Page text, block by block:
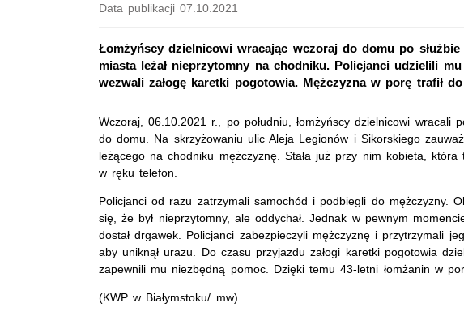
Data publikacji 07.10.2021
Łomżyńscy dzielnicowi wracając wczoraj do domu po
miasta leżał nieprzytomny na chodniku. Policjanci udzielili
wezwali załogę karetki pogotowia. Mężczyzna w porę trafił
Wczoraj, 06.10.2021 r., po południu, łomżyńscy dzielnicowi wracali
do domu. Na skrzyżowaniu ulic Aleja Legionów i Sikorskiego
leżącego na chodniku mężczyznę. Stała już przy nim kobieta, która
w ręku telefon.
Policjanci od razu zatrzymali samochód i podbiegli do mężczyzny.
się, że był nieprzytomny, ale oddychał. Jednak w pewnym
dostał drgawek. Policjanci zabezpieczyli mężczyznę i przytrzymali
aby uniknął urazu. Do czasu przyjazdu załogi karetki pogotowia
zapewnili mu niezbędną pomoc. Dzięki temu 43-letni łomżanin w
(KWP w Białymstoku/ mw)